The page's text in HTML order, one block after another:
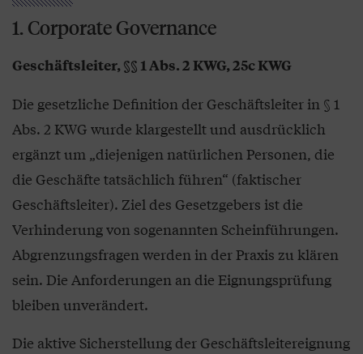
1. Corporate Governance
Geschäftsleiter, §§ 1 Abs. 2 KWG, 25c KWG
Die gesetzliche Definition der Geschäftsleiter in § 1
Abs. 2 KWG wurde klargestellt und ausdrücklich
ergänzt um „diejenigen natürlichen Personen, die
die Geschäfte tatsächlich führen“ (faktischer
Geschäftsleiter). Ziel des Gesetzgebers ist die
Verhinderung von sogenannten Scheinführungen.
Abgrenzungsfragen werden in der Praxis zu klären
sein. Die Anforderungen an die Eignungsprüfung
bleiben unverändert.
Die aktive Sicherstellung der Geschäftsleitereignung